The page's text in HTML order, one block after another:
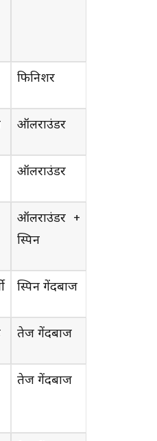
फिनिशर
ऑलराउंडर
ऑलराउंडर
ऑलराउंडर +
स्पिन
स्पिन गेंदबाज
तेज गेंदबाज
तेज गेंदबाज